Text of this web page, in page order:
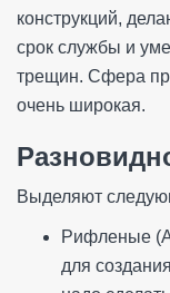
конструкций,
срок службы и
трещин. Сфера
очень широкая.
Выделяют
Рифленые
для